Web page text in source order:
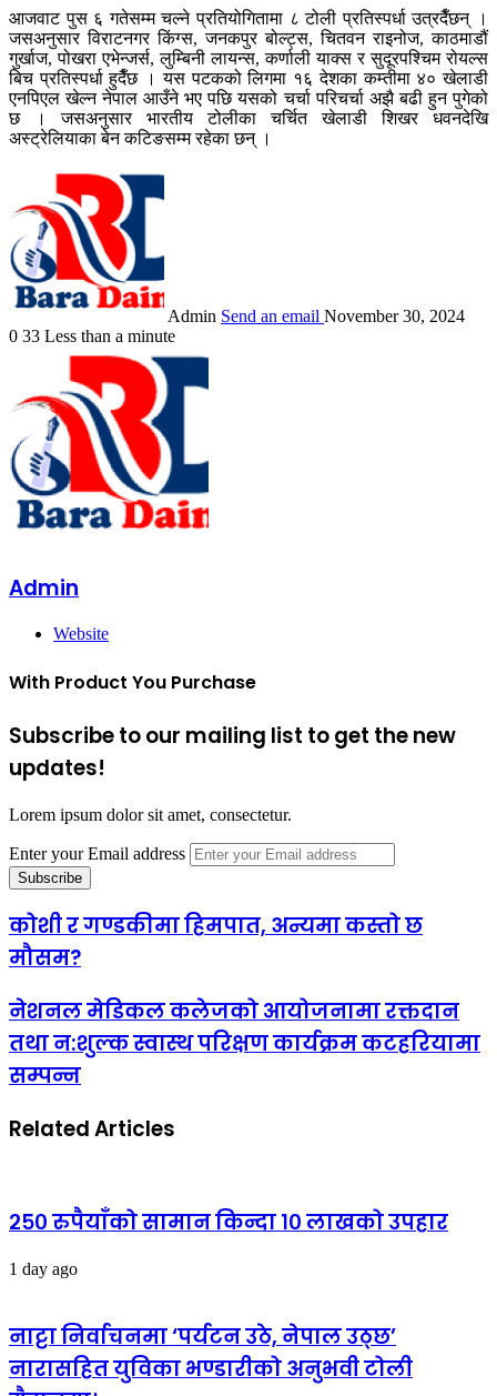
आजवाट पुस ६ गतेसम्म चल्ने प्रतियोगितामा ८ टोली प्रतिस्पर्धा उत्रदैँछन् ।
जसअनुसार विराटनगर किंग्स, जनकपुर बोल्ट्स, चितवन राइनोज, काठमाडौं
गुर्खाज, पोखरा एभेन्जर्स, लुम्बिनी लायन्स, कर्णाली याक्स र सुदूरपश्चिम रोयल्स
बिच प्रतिस्पर्धा हुदैँछ । यस पटकको लिगमा १६ देशका कम्तीमा ४० खेलाडी
एनपिएल खेल्न नेपाल आउँने भए पछि यसको चर्चा परिचर्चा अझै बढी हुन पुगेको
छ । जसअनुसार भारतीय टोलीका चर्चित खेलाडी शिखर धवनदेखि
अस्ट्रेलियाका बेन कटिङसम्म रहेका छन् ।
Admin Send an email November 30, 2024
0 33 Less than a minute
Admin
Website
With Product You Purchase
Subscribe to our mailing list to get the new
updates!
Lorem ipsum dolor sit amet, consectetur.
Enter your Email address
कोशी र गण्डकीमा हिमपात, अन्यमा कस्तो छ
मौसम?
नेशनल मेडिकल कलेजको आयोजनामा रक्तदान
तथा न:शुल्क स्वास्थ परिक्षण कार्यक्रम कटहरियामा
सम्पन्न
Related Articles
२५० रुपैयाँको सामान किन्दा १० लाखको उपहार
1 day ago
नाट्टा निर्वाचनमा ‘पर्यटन उठे, नेपाल उठ्छ’
नारासहित युविका भण्डारीको अनुभवी टोली